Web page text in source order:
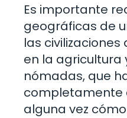
Es importante
geográficas de
las
en la agricultura
nómadas, que
completamente
alguna vez